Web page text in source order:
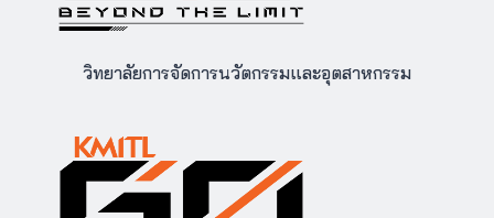
วิทยาลัยการจัดการนวัตกรรมและอุตสาหกรรม